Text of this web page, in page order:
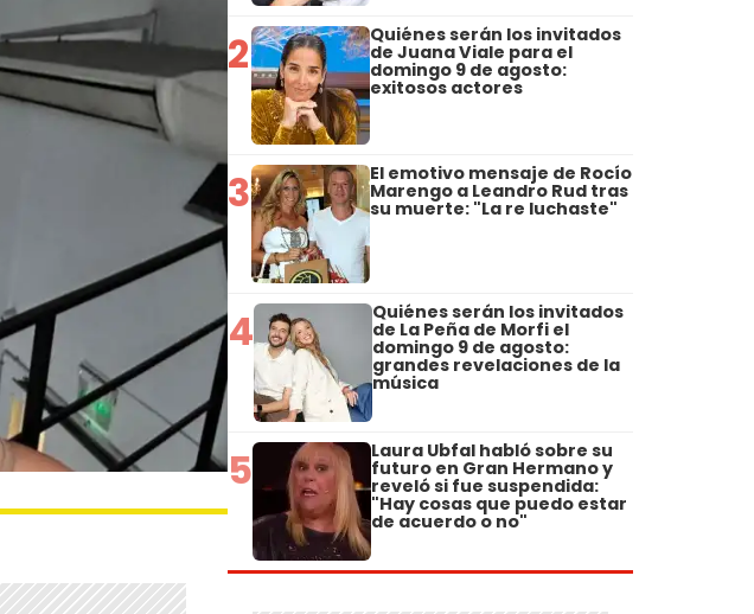
2 Quiénes serán los invitados
de Juana Viale para el
domingo 9 de agosto:
exitosos actores
3 El emotivo mensaje de Rocío
Marengo a Leandro Rud tras
su muerte: "La re luchaste"
4 Quiénes serán los invitados
de La Peña de Morfi el
domingo 9 de agosto:
grandes revelaciones de la
música
5 Laura Ubfal habló sobre su
futuro en Gran Hermano y
reveló si fue suspendida:
"Hay cosas que puedo estar
de acuerdo o no"